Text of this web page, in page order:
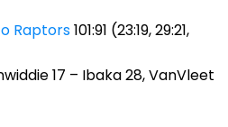
Raptors101:91 (23:19, 29:21,
17 – Ibaka 28, VanVleet